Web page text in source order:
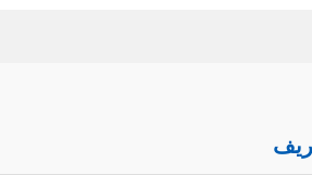
العقيدة المتوهم إشكالها في الصحيحين جمعًا ودراسة. اسم
أستاذ العقيدة بكلية الدعوة وأصول الدين بجامعة القصيم.